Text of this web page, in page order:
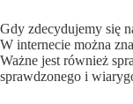
Gdy zdecydujemy się
W internecie można
Ważne jest również
sprawdzonego i